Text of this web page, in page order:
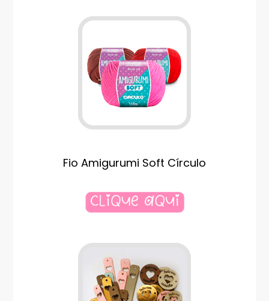
Fio Amigurumi Soft Círculo